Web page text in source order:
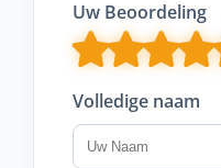
Uw Beoordeling
Volledige naam